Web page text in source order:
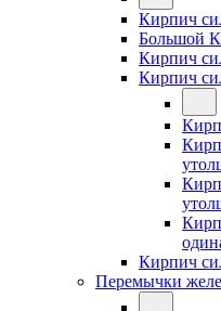
Кирпич
Большой
Кирпич
Кирпич
Кирпич
Перемычки